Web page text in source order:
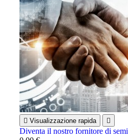
 Visualizzazione rapida 
Diventa il nostro fornitore di semi